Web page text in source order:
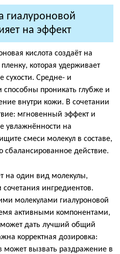
гиалуроновой
на эффект
кислота создаёт на
которая удерживает
сухости. Средне- и
проникать глубже и
внутри кожи. В сочетании
мгновенный эффект и
увлажнённости на
смеси молекул в составе,
сбалансированное действие.
на один вид молекулы,
ингредиентов.
молекулами гиалуроновой
активными компонентами,
дать лучший общий
корректная дозировка:
может вызвать раздражение в